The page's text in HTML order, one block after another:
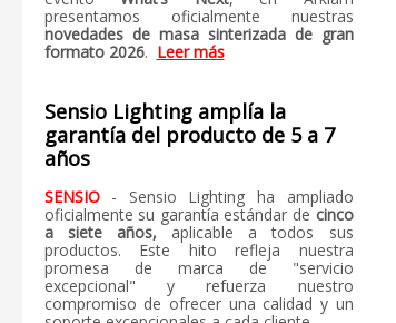
presentamos oficialmente nuestras
novedades de masa sinterizada de gran
formato 2026. Leer más
Sensio Lighting amplía la
garantía del producto de 5 a 7
años
SENSIO - Sensio Lighting ha ampliado
oficialmente su garantía estándar decinco
a siete años, aplicable a todos sus
productos. Este hito refleja nuestra
promesa de marca de "servicio
excepcional" y refuerza nuestro
compromiso de ofrecer una calidad y un